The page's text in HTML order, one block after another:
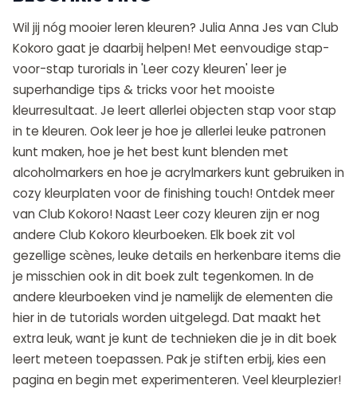
Wil jij nóg mooier leren kleuren? Julia Anna Jes van Club
Kokoro gaat je daarbij helpen! Met eenvoudige stap-
voor-stap turorials in 'Leer cozy kleuren' leer je
superhandige tips & tricks voor het mooiste
kleurresultaat. Je leert allerlei objecten stap voor stap
in te kleuren. Ook leer je hoe je allerlei leuke patronen
kunt maken, hoe je het best kunt blenden met
alcoholmarkers en hoe je acrylmarkers kunt gebruiken in
cozy kleurplaten voor de finishing touch! Ontdek meer
van Club Kokoro! Naast Leer cozy kleuren zijn er nog
andere Club Kokoro kleurboeken. Elk boek zit vol
gezellige scènes, leuke details en herkenbare items die
je misschien ook in dit boek zult tegenkomen. In de
andere kleurboeken vind je namelijk de elementen die
hier in de tutorials worden uitgelegd. Dat maakt het
extra leuk, want je kunt de technieken die je in dit boek
leert meteen toepassen. Pak je stiften erbij, kies een
pagina en begin met experimenteren. Veel kleurplezier!